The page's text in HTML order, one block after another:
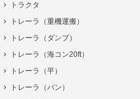
トラクタ
トレーラ（重機運搬）
トレーラ（ダンプ）
トレーラ（海コン20ft）
トレーラ（平）
トレーラ（バン）